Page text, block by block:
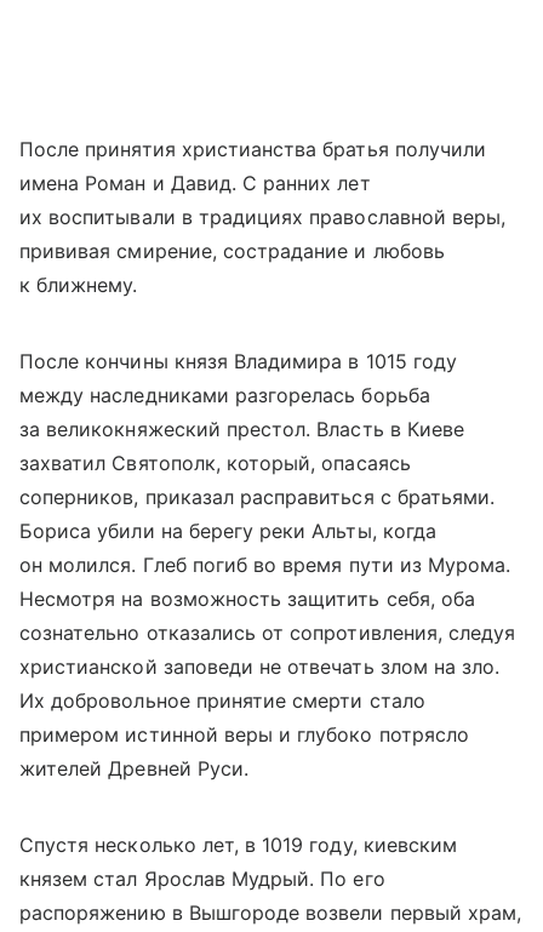
После принятия христианства братья получили
имена Роман и Давид. С ранних лет
их воспитывали в традициях православной веры,
прививая смирение, сострадание и любовь
к ближнему.
После кончины князя Владимира в 1015 году
между наследниками разгорелась борьба
за великокняжеский престол. Власть в Киеве
захватил Святополк, который, опасаясь
соперников, приказал расправиться с братьями.
Бориса убили на берегу реки Альты, когда
он молился. Глеб погиб во время пути из Мурома.
Несмотря на возможность защитить себя, оба
сознательно отказались от сопротивления, следуя
христианской заповеди не отвечать злом на зло.
Их добровольное принятие смерти стало
примером истинной веры и глубоко потрясло
жителей Древней Руси.
Спустя несколько лет, в 1019 году, киевским
князем стал Ярослав Мудрый. По его
распоряжению в Вышгороде возвели первый храм,